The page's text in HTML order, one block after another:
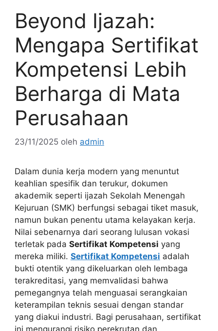
Beyond Ijazah:
Mengapa Sertifikat
Kompetensi Lebih
Berharga di Mata
Perusahaan
23/11/2025 oleh admin
Dalam dunia kerja modern yang menuntut
keahlian spesifik dan terukur, dokumen
akademik seperti ijazah Sekolah Menengah
Kejuruan (SMK) berfungsi sebagai tiket masuk,
namun bukan penentu utama kelayakan kerja.
Nilai sebenarnya dari seorang lulusan vokasi
terletak pada Sertifikat Kompetensi yang
mereka miliki. Sertifikat Kompetensi adalah
bukti otentik yang dikeluarkan oleh lembaga
terakreditasi, yang memvalidasi bahwa
pemegangnya telah menguasai serangkaian
keterampilan teknis sesuai dengan standar
yang diakui industri. Bagi perusahaan, sertifikat
ini mengurangi risiko perekrutan dan